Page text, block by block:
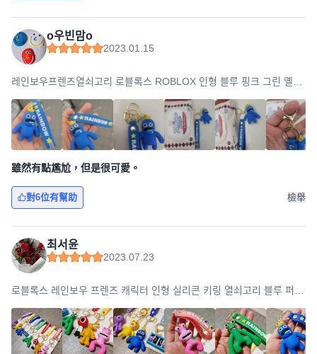
o우빈맘o
2023.01.15
레인보우프렌즈열쇠고리 로블록스 ROBLOX 인형 블루 핑크 그린 옐로
雖然有點尷尬，但是很可愛。
對6位有幫助 檢舉
최서윤
2023.07.23
로블록스 레인보우 프렌즈 캐릭터 인형 실리콘 키링 열쇠고리 블루 퍼플